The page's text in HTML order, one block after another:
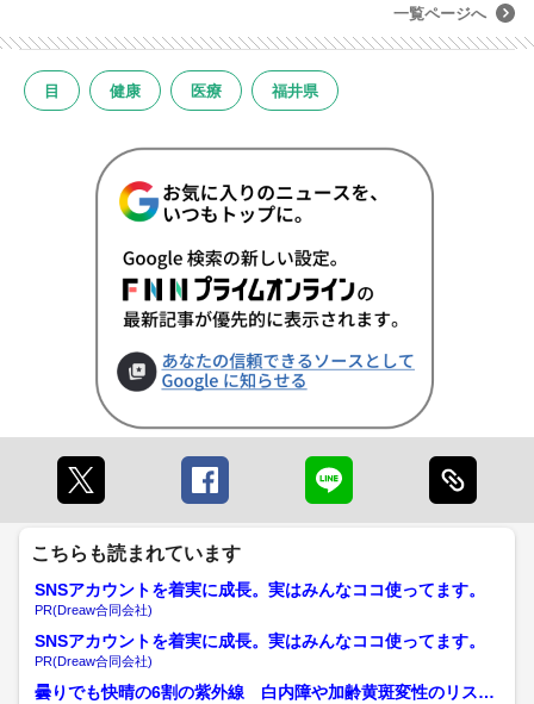
一覧ページへ
目 健康 医療 福井県
こちらも読まれています
SNSアカウントを着実に成長。実はみんなココ使ってます。
PR(Dreaw合同会社)
SNSアカウントを着実に成長。実はみんなココ使ってます。
PR(Dreaw合同会社)
曇りでも快晴の6割の紫外線 白内障や加齢黄斑変性のリス